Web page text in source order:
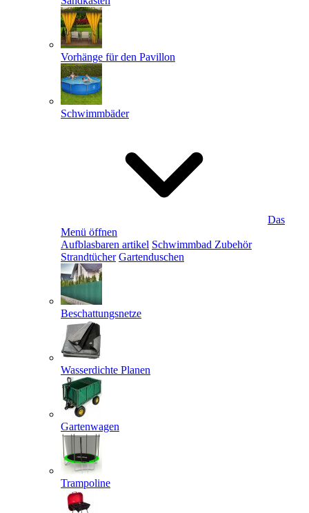
Vorhänge für den Pavillon
Schwimmbäder
Das
Menü öffnen
Aufblasbaren artikel Schwimmbad Zubehör
Strandtücher Gartenduschen
Beschattungsnetze
Wasserdichte Planen
Gartenwagen
Trampoline